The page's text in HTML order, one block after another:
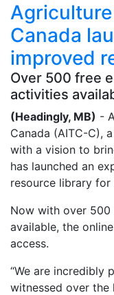
Canada
improved
Over 500 free
activities
(Headingly, MB) -
Canada (AITC-C),
with a vision to
has launched an
resource library for
Now with over 500
available, the
access.
“We are incredibly
witnessed over